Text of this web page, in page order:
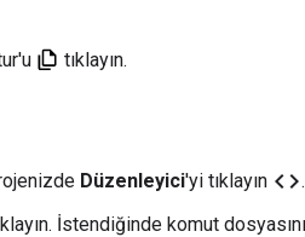
tıklayın.
Düzenleyici'yi tıklayın code.
İstendiğinde komut